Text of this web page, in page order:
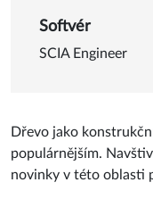
Softvér
SCIA Engineer
Dřevo jako
populárnějším.
novinky v této oblasti